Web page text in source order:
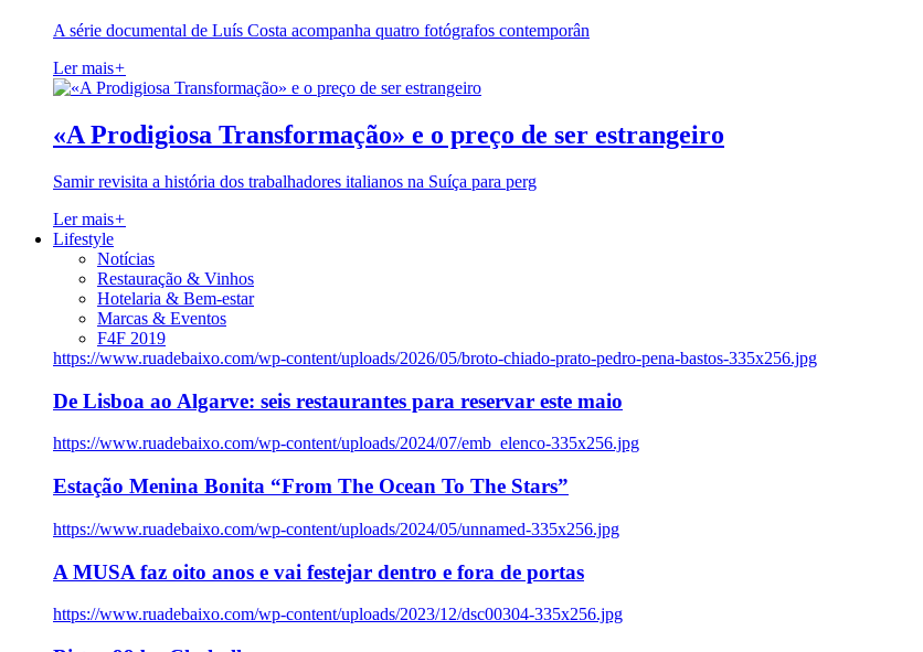
A série documental de Luís Costa acompanha quatro fotógrafos contemporân
Ler mais+
«A Prodigiosa Transformação» e o preço de ser estrangeiro
Samir revisita a história dos trabalhadores italianos na Suíça para perg
Ler mais+
Lifestyle
Notícias
Restauração & Vinhos
Hotelaria & Bem-estar
Marcas & Eventos
F4F 2019
https://www.ruadebaixo.com/wp-content/uploads/2026/05/broto-chiado-prato-pedro-pena-bastos-335x256.jpg
De Lisboa ao Algarve: seis restaurantes para reservar este maio
https://www.ruadebaixo.com/wp-content/uploads/2024/07/emb_elenco-335x256.jpg
Estação Menina Bonita “From The Ocean To The Stars”
https://www.ruadebaixo.com/wp-content/uploads/2024/05/unnamed-335x256.jpg
A MUSA faz oito anos e vai festejar dentro e fora de portas
https://www.ruadebaixo.com/wp-content/uploads/2023/12/dsc00304-335x256.jpg